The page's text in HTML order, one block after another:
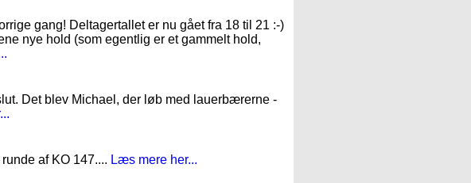
gang! Deltagertallet er nu gået fra 18 til 21 :-)
nye hold (som egentlig er et gammelt hold,
Det blev Michael, der løb med lauerbærerne -
af KO 147.... Læs mere her...